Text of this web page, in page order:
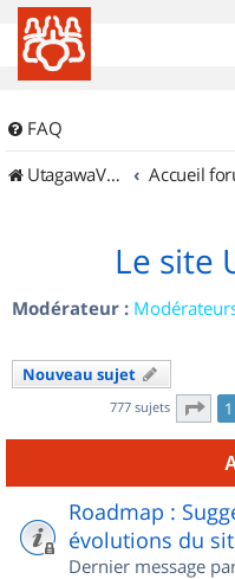
FAQ
UtagawaVTT (Randos VTT et VTTAE avec traces GPS)
Accueil
Le site
Modérateur :
Nouveau sujet
777 sujets Page
1
Roadmap :
évolutions du
Dernier message